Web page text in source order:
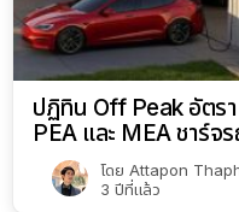
ปฏิทิน Off Peak อัตร
PEA และ MEA ชาร์จ
โดย Attapon
3 ปีที่แล้ว